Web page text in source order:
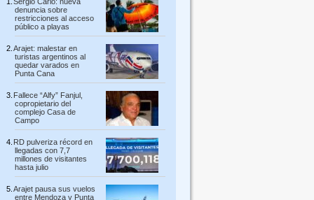
denuncia sobre
restricciones al acceso
público a playas
Arajet: malestar en
turistas argentinos al
quedar varados en
Punta Cana
Fallece “Alfy” Fanjul,
copropietario del
complejo Casa de
Campo
RD pulveriza récord en
llegadas con 7,7
millones de visitantes
hasta julio
Arajet pausa sus vuelos
entre Mendoza y Punta